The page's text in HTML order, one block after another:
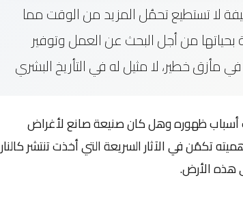
لا تستطيع تحمُل المزيد من الوقت مما
بحياتها من أجل البحث عن العمل وتوفير
خطير، لا مثيل له في التأريخ البشري
ظهوره وهل كان صنيعة صانع لأغراض
تكمُن في الآثار السريعة التي أخذت تنتشر كالنار
هذه الأرض.